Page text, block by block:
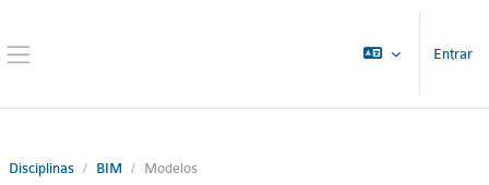
Entrar
Disciplinas BIM Modelos